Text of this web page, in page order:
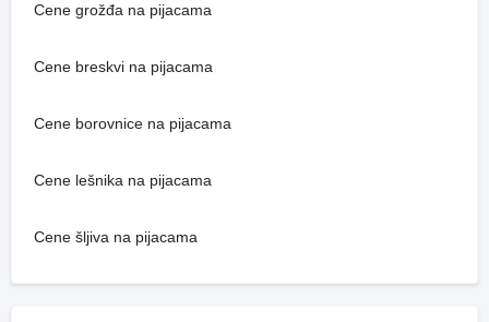
Cene grožđa na pijacama
Cene breskvi na pijacama
Cene borovnice na pijacama
Cene lešnika na pijacama
Cene šljiva na pijacama